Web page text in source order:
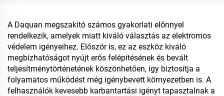
védelmi készülék SPD
A Daquan megszakító számos gyakorlati előnnyel
rendelkezik, amelyek miatt kiváló választás az elektromos
védelem igényeihez. Először is, ez az eszköz kiváló
megbízhatóságot nyújt erős felépítésének és bevált
teljesítménytörténetének köszönhetően, így biztosítja a
folyamatos működést még igénybevett környezetben is. A
felhasználók kevesebb karbantartási igényt tapasztalnak a